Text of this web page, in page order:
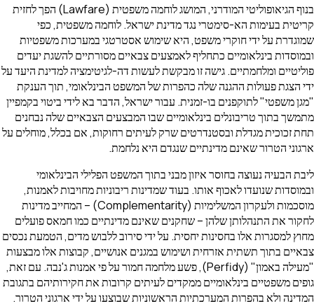
בנוף הגיאופוליטי המודרני, המושג לוחמה משפטית (Lawfare) הפך לחזית
קריטית בעימות הא-סימטרי נגד מדינת ישראל. לוחמה משפטית, כפי
שמוגדרת על ידי חוקרי משפט, היא שימוש אסטרטגי במערכות משפטיות
ובמוסדות בינלאומיים כתחליף לאמצעים צבאיים מסורתיים להשגת יעדים
פוליטיים ומלחמתיים. גישה זו מבקשת לעשות דה-לגיטימציה למדינת היעד על
ידי הצגת פעולות ההגנה שלה כהפרות של המשפט הבינלאומי, תוך הענקת
"מגן משפטי" לתוקפנים בו-זמנית. עבור ישראל, הדבר בא לידי ביטוי בקמפיין
מתמשך בתוך טריבונלים בינלאומיים שבו המבצעים הצבאיים שלה נבחנים
תחת זכוכית מגדלת ובסטנדרטים שרק לעיתים רחוקות, אם בכלל, מוחלים על
ארגוני הטרור שאינם מדינתיים שנגדם היא נלחמת.
ליבת הבעיה נעוצה בחוסר איזון מבני בתוך המשפט הפלילי הבינלאומי
ובמוסדות שנועדו לאכוף אותו. בעוד שמדינות ריבוניות מחויבות לאמנות,
מוסכמות ולעקרון המשלימיות (Complementarity) – המחייב מדינות
לחקור את התנהלותן שלהן – שחקנים שאינם מדינתיים כמו חמאס פועלים
מחוץ למסגרות אלו בחסינות יחסית. על ידי סירוב ללבוש מדים, הטמעת נכסים
צבאיים בתוך תשתית אזרחית ושימוש במגנים אנושיים, קבוצות אלו מבצעות
"מעילה באמון" (Perfidy), פשע מלחמה חמור על פי אמנות ג'נבה. עם זאת,
גופים משפטיים בינלאומיים ממקדים לעיתים קרובות את חקירותיהם בתגובת
המדינה ולא בהפרות המערכתיות הראשוניות שבוצעו על ידי ארגוני הטרור.